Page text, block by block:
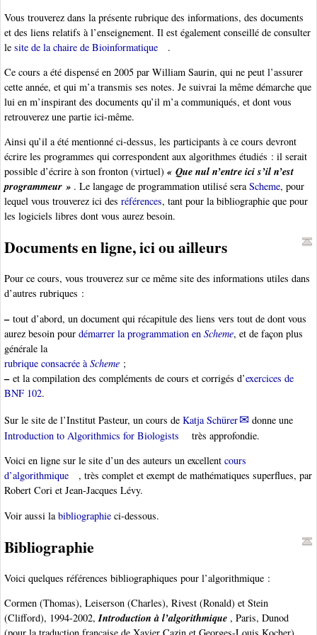
Vous trouverez dans la présente rubrique des informations, des documents
et des liens relatifs à l’enseignement. Il est également conseillé de consulter
le site de la chaire de Bioinformatique
.
Ce cours a été dispensé en 2005 par William Saurin, qui ne peut l’assurer
cette année, et qui m’a transmis ses notes. Je suivrai la même démarche que
lui en m’inspirant des documents qu’il m’a communiqués, et dont vous
retrouverez une partie ici-même.
Ainsi qu’il a été mentionné ci-dessus, les participants à ce cours devront
écrire les programmes qui correspondent aux algorithmes étudiés : il serait
possible d’écrire à son fronton (virtuel) « Que nul n’entre ici s’il n’est
programmeur » . Le langage de programmation utilisé seraScheme, pour
lequel vous trouverez ici des références, tant pour la bibliographie que pour
les logiciels libres dont vous aurez besoin.
Documents en ligne, ici ou ailleurs
Pour ce cours, vous trouverez sur ce même site des informations utiles dans
d’autres rubriques :
–tout d’abord, un document qui récapitule des liens vers tout de dont vous
aurez besoin pour démarrer la programmation en Scheme, et de façon plus
générale la
rubrique consacrée à Scheme ;
–et la compilation des compléments de cours et corrigés d’exercices de
BNF 102.
Sur le site de l’Institut Pasteur, un cours de Katja Schürer
donne une
Introduction to Algorithmics for Biologists
très approfondie.
Voici en ligne sur le site d’un des auteurs un excellent cours
d’algorithmique
, très complet et exempt de mathématiques superflues, par
Robert Cori et Jean-Jacques Lévy.
Voir aussi la bibliographie ci-dessous.
Bibliographie
Voici quelques références bibliographiques pour l’algorithmique :
Cormen (Thomas), Leiserson (Charles), Rivest (Ronald) et Stein
(Clifford), 1994-2002,Introduction à l’algorithmique , Paris, Dunod